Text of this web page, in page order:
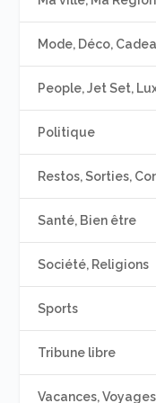
Mode, Déco,
People, Jet Set,
Politique
Restos, Sorties,
Santé, Bien être
Société, Religions
Sports
Tribune libre
Vacances,